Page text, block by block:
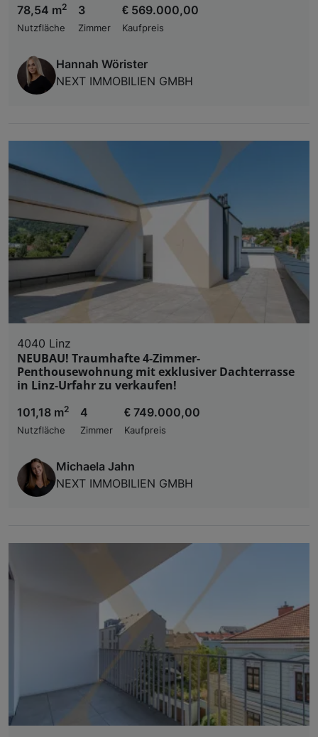
78,54 m2
Nutzfläche
3
Zimmer
€ 569.000,00
Kaufpreis
Hannah Wörister
NEXT IMMOBILIEN GMBH
4040 Linz
NEUBAU! Traumhafte 4-Zimmer-
Penthousewohnung mit exklusiver Dachterrasse
in Linz-Urfahr zu verkaufen!
101,18 m2
Nutzfläche
4
Zimmer
€ 749.000,00
Kaufpreis
Michaela Jahn
NEXT IMMOBILIEN GMBH